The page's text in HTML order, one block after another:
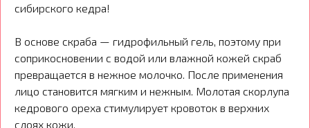
сибирского кедра!
В основе скраба — гидрофильный гель, поэтому при
соприкосновении с водой или влажной кожей скраб
превращается в нежное молочко. После применения
лицо становится мягким и нежным. Молотая скорлупа
кедрового ореха стимулирует кровоток в верхних
слоях кожи.